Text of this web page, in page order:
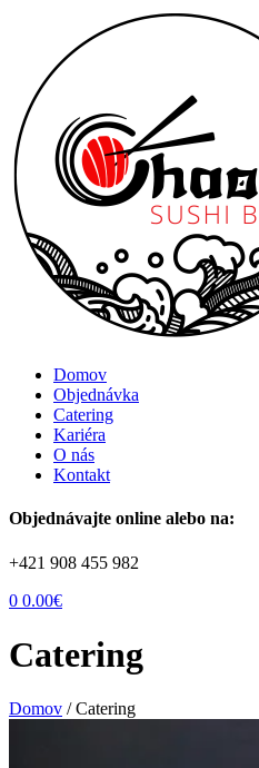
Domov
Objednávka
Catering
Kariéra
O nás
Kontakt
Objednávajte online alebo na:
+421 908 455 982
0 0.00€
Catering
Domov /Catering